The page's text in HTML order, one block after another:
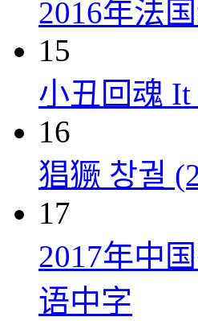
2016年法
15
小丑回魂 It
16
猖獗 창궐
17
2017年中
语中字